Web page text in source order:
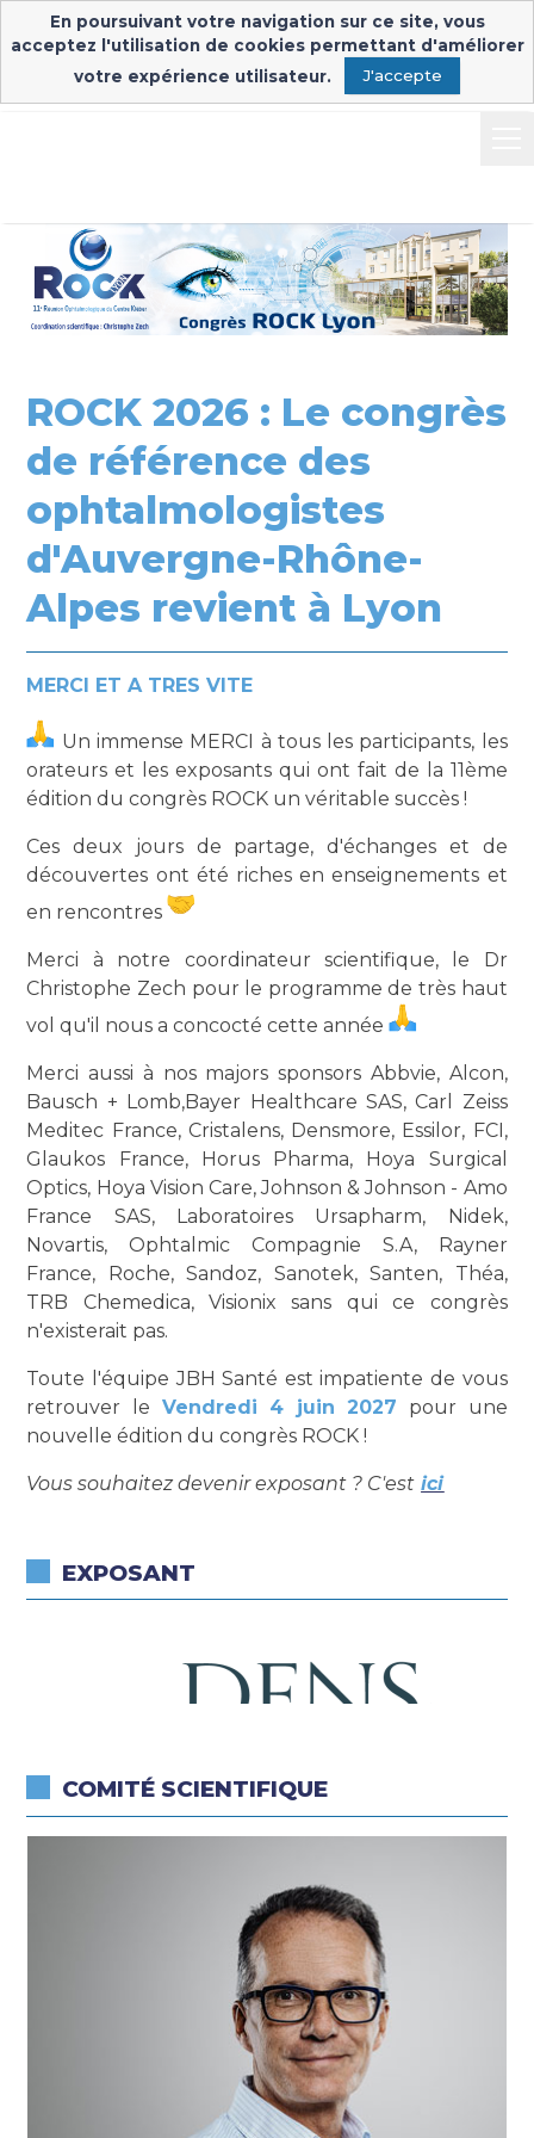
Inscription & connexion Connexion exposants
ROCK 2026 : Le congrès
de référence des
ophtalmologistes
d'Auvergne-Rhône-
Alpes revient à Lyon
MERCI ET A TRES VITE
Un immense MERCI à tous les participants, les
orateurs et les exposants qui ont fait de la 11ème
édition du congrès ROCK un véritable succès !
Ces deux jours de partage, d'échanges et de
découvertes ont été riches en enseignements et
en rencontres
Merci à notre coordinateur scientifique, le Dr
Christophe Zech pour le programme de très haut
vol qu'il nous a concocté cette année
Merci aussi à nos majors sponsors Abbvie, Alcon,
Bausch + Lomb,Bayer Healthcare SAS, Carl Zeiss
Meditec France, Cristalens, Densmore, Essilor, FCI,
Glaukos France, Horus Pharma, Hoya Surgical
Optics, Hoya Vision Care, Johnson & Johnson - Amo
France SAS, Laboratoires Ursapharm, Nidek,
Novartis, Ophtalmic Compagnie S.A, Rayner
France, Roche, Sandoz, Sanotek, Santen, Théa,
TRB Chemedica, Visionix sans qui ce congrès
n'existerait pas.
Toute l'équipe JBH Santé est impatiente de vous
retrouver le Vendredi 4 juin 2027 pour une
nouvelle édition du congrès ROCK !
Vous souhaitez devenir exposant ? C'est ici
EXPOSANT
COMITÉ SCIENTIFIQUE
En poursuivant votre navigation sur ce site, vous
acceptez l'utilisation de cookies permettant d'améliorer
votre expérience utilisateur.
J'accepte